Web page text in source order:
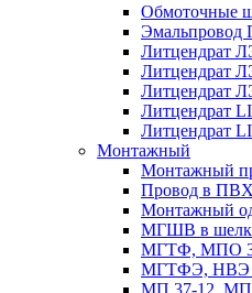
Обмоточные
Литцендрат
Литцендрат
Литцендрат
Литцендрат
Монтажный
Монтажный
Провод в ПВХ
Монтажный
МГШВ в
МГТФ, МПО
МГТФЭ, НВЭ
МП 37-12,